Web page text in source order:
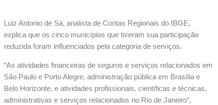
Luiz Antonio de Sá, analista de Contas Regionais do IBGE,
explica que os cinco municípios que tiveram sua participação
reduzida foram influenciados pela categoria de serviços.
“As atividades financeiras de seguros e serviços relacionados em
São Paulo e Porto Alegre, administração pública em Brasília e
Belo Horizonte, e atividades profissionais, científicas e técnicas,
administrativas e serviços relacionados no Rio de Janeiro”,